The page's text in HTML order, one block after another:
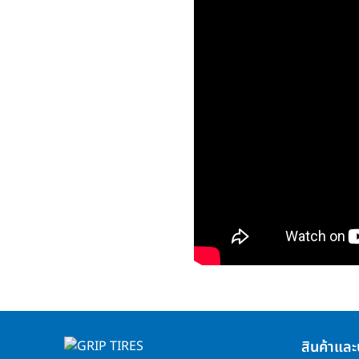
สินค้าแล